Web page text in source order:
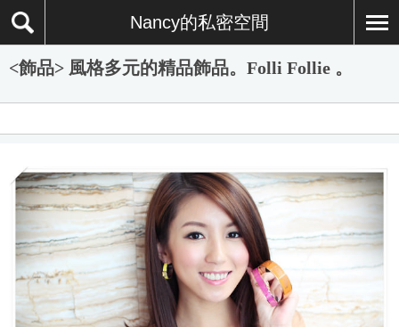
Nancy的私密空間
<飾品> 風格多元的精品飾品。Folli Follie 。